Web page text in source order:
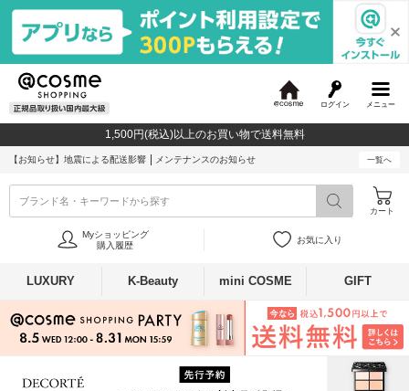
メニュー
ログイン
c
o
1,500円(税込)以上のお買い物で送料無料
【お知らせ】 地震による配送影響 メンテナンスのお知らせ 一覧へ
ブランド名・キーワードから探す
カート
Myショッピング
購入履歴
お気に入り
LUXURY K-Beauty mini COSME GIFT